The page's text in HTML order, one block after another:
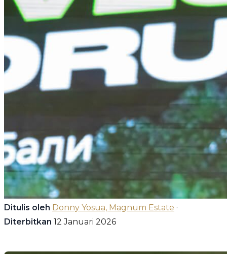
Ditulis oleh Donny Yosua, Magnum Estate ·
Diterbitkan 12 Januari 2026